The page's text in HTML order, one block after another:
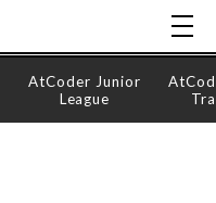
AtCoder Junior
League